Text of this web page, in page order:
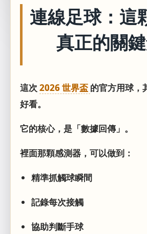
連線足球：這
真正的關
這次 2026 世界盃 的官方用球，
好看。
它的核心，是「數據回傳」。
裡面那顆感測器，可以做到：
精準抓觸球瞬間
記錄每次接觸
協助判斷手球